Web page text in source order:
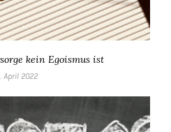
kein Egoismus ist
April 2022